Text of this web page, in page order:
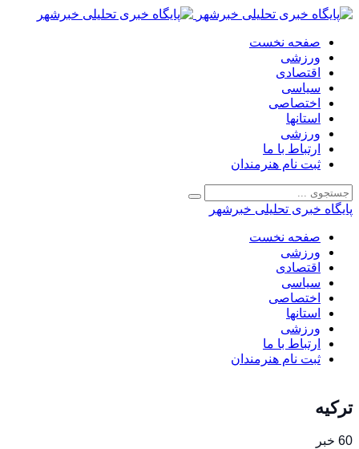
صفحه نخست
ورزشی
اقتصادی
سیاسی
اختصاصی
استانها
ورزشی
ارتباط با ما
ثبت نام هنرمندان
پایگاه خبری تحلیلی خبرشهر
صفحه نخست
ورزشی
اقتصادی
سیاسی
اختصاصی
استانها
ورزشی
ارتباط با ما
ثبت نام هنرمندان
ترکیه
60 خبر